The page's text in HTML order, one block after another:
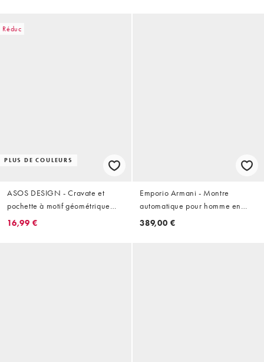
Réduc
PLUS DE COULEURS
ASOS DESIGN - Cravate et
pochette à motif géométrique
fleuri - Bleu marine et gris
16,99 €
Emporio Armani - Montre
automatique pour homme en
acier inoxydable - Argenté
389,00 €